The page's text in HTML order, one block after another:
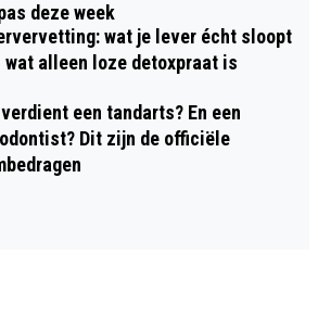
deze week
wat je lever écht sloopt
wat alleen loze detoxpraat is
een tandarts? En een
Dit zijn de officiële